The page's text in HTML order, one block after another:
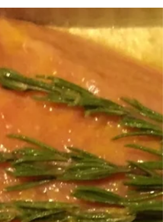
חנוכה,חלף הלך לו . אחר הצהריים השמיים מתכסים להם
בשמיכת פוך קלה, והקור מחלחל אט אט לתוך הגוף
והנשמה.הלילות הקרים מובילים אותנו,כבמטה קסם...